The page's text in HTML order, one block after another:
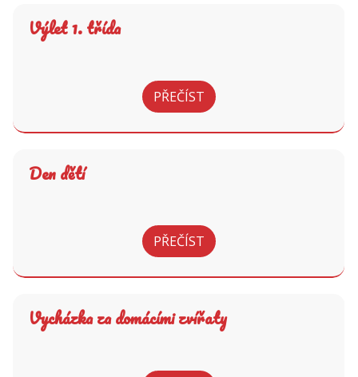
Výlet 1. třída
PŘEČÍST
Den dětí
PŘEČÍST
Vycházka za domácími zvířaty